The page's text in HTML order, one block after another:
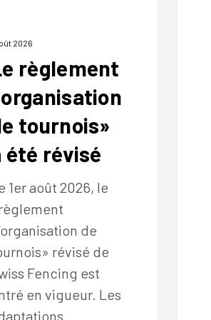
2026
règlement
tournois»
été révisé
1er août 2026, le
de
révisé de
Fencing est
en vigueur. Les